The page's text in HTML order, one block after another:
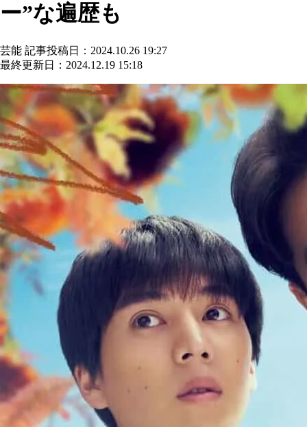
ー”な遍歴も
芸能 記事投稿日：2024.10.26 19:27
最終更新日：2024.12.19 15:18